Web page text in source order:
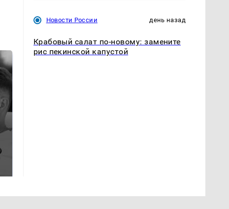
Новости России день назад
Крабовый салат по-новому: замените
рис пекинской капустой